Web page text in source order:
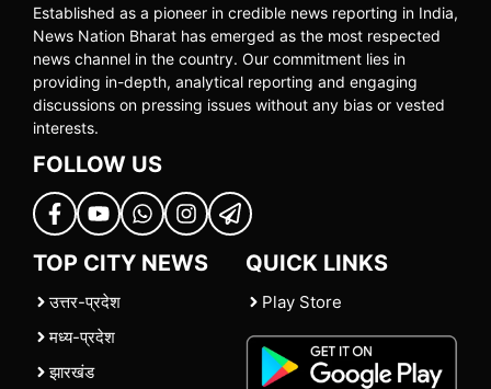
Established as a pioneer in credible news reporting in India,
News Nation Bharat has emerged as the most respected
news channel in the country. Our commitment lies in
providing in-depth, analytical reporting and engaging
discussions on pressing issues without any bias or vested
interests.
FOLLOW US
TOP CITY NEWS
उत्तर-प्रदेश
मध्य-प्रदेश
झारखंड
QUICK LINKS
Play Store